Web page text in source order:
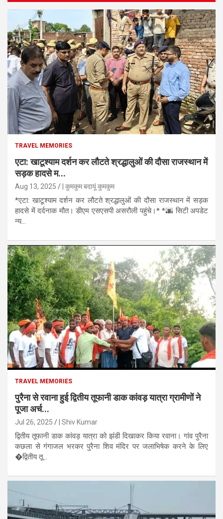
TRAVEL MEMORIES
एटा: खाटूश्याम दर्शन कर लौटते श्रद्धालुओं की दौसा राजस्थान में
सड़क हादसे म...
Aug 13, 2025 | कुमकुम बदायूं कुमकुम
*एटा: खाटूश्याम दर्शन कर लौटते श्रद्धालुओं की दौसा राजस्थान में सड़क
हादसे में दर्दनाक मौत। डीएम एसएसपी असरौली पहुंचे।* *🌆 सिटी अपडेट
न्य...
TRAVEL MEMORIES
पुरैना से रवाना हुई द्वितीय तूफानी डाक कांवड़ यात्रा ग्रामीणों ने
पूजा अर्च...
Jul 26, 2025 | Shiv Kumar
द्वितीय तूफानी डाक कांवड़ यात्रा को झंडी दिखाकर किया रवाना। गांव पुरैना
कछला से गंगाजल भरकर पुरैना शिव मंदिर पर जलाभिषेक करने के लिए
�द्वितीय तू...